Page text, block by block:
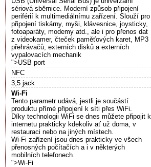
sériová sběrnice. Moderní způsob připojení
periférií k multimediálnímu zařízení. Slouží pro
připojení tiskárny, myši, klávesnice, joysticky,
fotoaparáty, modemy atd., ale i pro přenos dat
z videokamer, čteček paměťových karet, MP3
přehrávačů, externích disků a externích
vypalovacích mechanik
">USB port
NFC
3,5 jack
Wi-Fi
Tento parametr udává, jestli je součástí
produktu přímé připojení k síti přes WiFi.
Díky technologii WiFi se dnes můžete připojit k
internetu prakticky kdekoliv ať už doma, v
restauraci nebo na jiných místech.
Wi-Fi zařízení jsou dnes prakticky ve všech
přenosných počítačích a i v některých
mobilních telefonech.
">Wi-Fi